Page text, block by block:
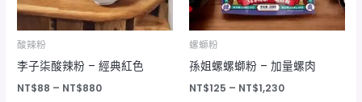
酸辣粉
李子柒酸辣粉 – 經典紅色
NT$88 – NT$880
螺螄粉
孫姐螺螺螄粉 – 加量螺肉
NT$125 – NT$1,230